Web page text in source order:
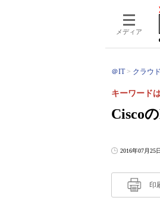
メディア
＠IT クラウド
Cisco
キーワード
2016年07月25
印